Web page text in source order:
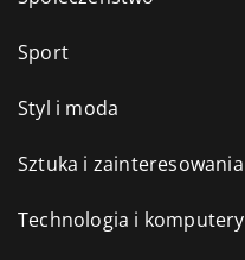
Sport
Styl i moda
Sztuka i zainteresowania
Technologia i komputery